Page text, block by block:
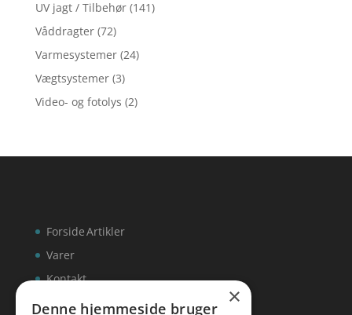
UV jagt / Tilbehør (141)
Våddragter (72)
Varmesystemer (24)
Vægtsystemer (3)
Video- og fotolys (2)
Forside
Varer
Kontakt
Artikler
×
Denne hjemmeside bruger